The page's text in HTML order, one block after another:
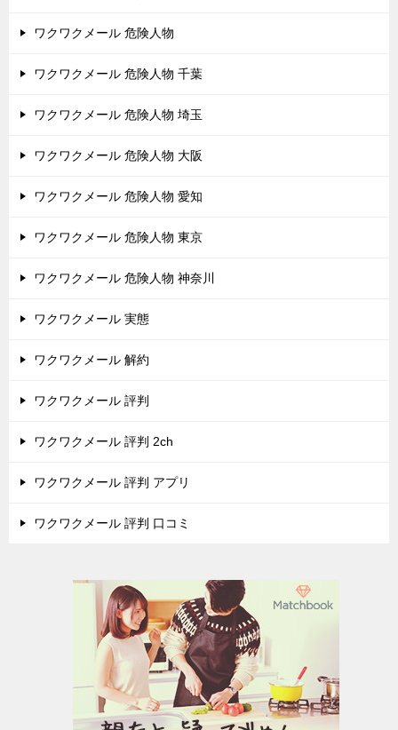
ワクワクメール 危険人物
ワクワクメール 危険人物 千葉
ワクワクメール 危険人物 埼玉
ワクワクメール 危険人物 大阪
ワクワクメール 危険人物 愛知
ワクワクメール 危険人物 東京
ワクワクメール 危険人物 神奈川
ワクワクメール 実態
ワクワクメール 解約
ワクワクメール 評判
ワクワクメール 評判 2ch
ワクワクメール 評判 アプリ
ワクワクメール 評判 口コミ